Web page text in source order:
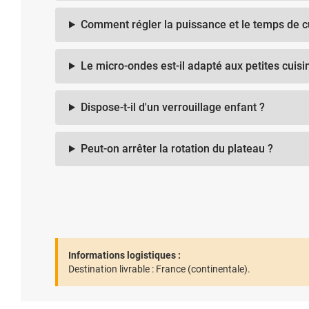
Comment régler la puissance et le temps de
Le micro-ondes est-il adapté aux petites
Dispose-t-il d'un verrouillage enfant ?
Peut-on arrêter la rotation du plateau ?
Informations logistiques :
Destination livrable : France (continentale).